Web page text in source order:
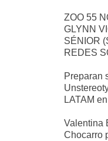
ZOO 55
GLYNN
SÉNIOR
REDES
Preparan
LATAM
Valentina
Chocarro